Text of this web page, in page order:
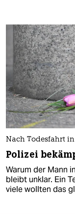
Nach Todesfahrt
Polizei
Warum der Mann
bleibt unklar. Ein
viele wollten das